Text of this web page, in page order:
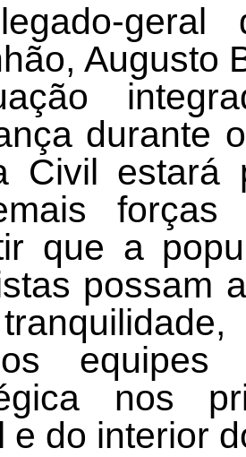
Augusto
durante
Civil estará
forças
que a
possam
nos
e do interior